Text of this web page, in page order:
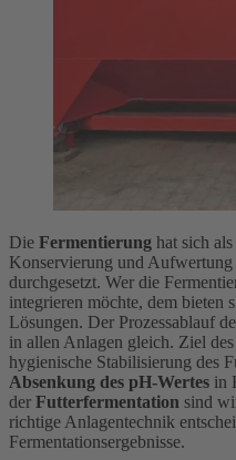
Die Fermentierung hat sich
Konservierung und
durchgesetzt. Wer die
integrieren möchte, dem bieten
Lösungen. Der Prozessablauf
in allen Anlagen gleich. Ziel
hygienische Stabilisierung des
Absenkung des pH-Wertes in
der Futterfermentation sind
richtige Anlagentechnik
Fermentationsergebnisse.